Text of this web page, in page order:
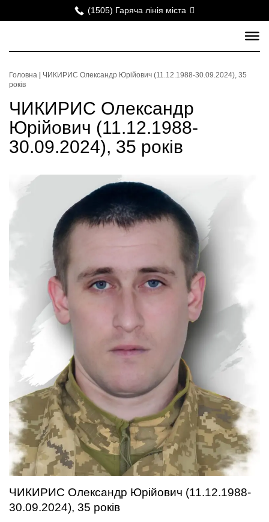
(1505) Гаряча лінія міста
Головна
ЧИКИРИС Олександр Юрійович (11.12.1988-30.09.2024), 35
років
ЧИКИРИС Олександр
Юрійович (11.12.1988-
30.09.2024), 35 років
ЧИКИРИС Олександр Юрійович (11.12.1988-
30.09.2024), 35 років